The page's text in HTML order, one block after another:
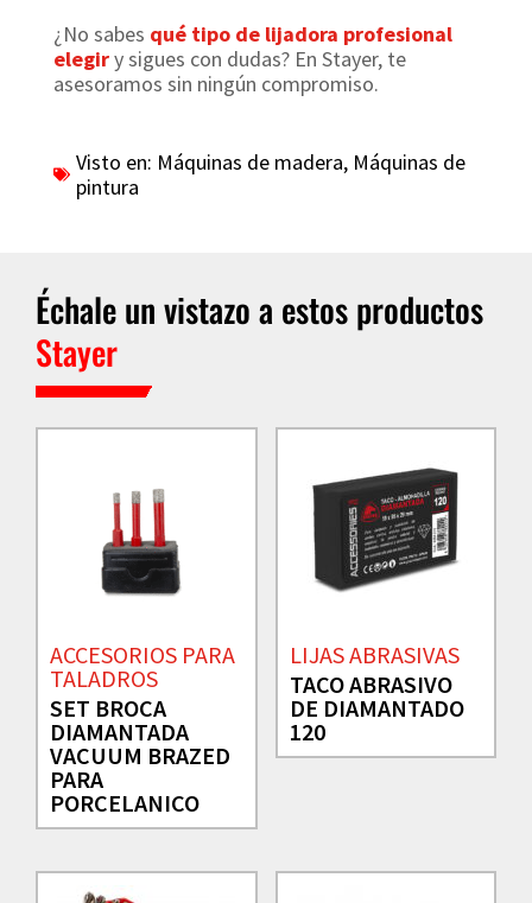
¿No sabes qué tipo de lijadora profesional
elegiry sigues con dudas? En Stayer, te
asesoramos sin ningún compromiso.
Visto en: Máquinas de madera, Máquinas de
pintura
Échale un vistazo a estos productos
Stayer
ACCESORIOS PARA
TALADROS
SET BROCA
DIAMANTADA
VACUUM BRAZED
PARA
PORCELANICO
LIJAS ABRASIVAS
TACO ABRASIVO
DE DIAMANTADO
120